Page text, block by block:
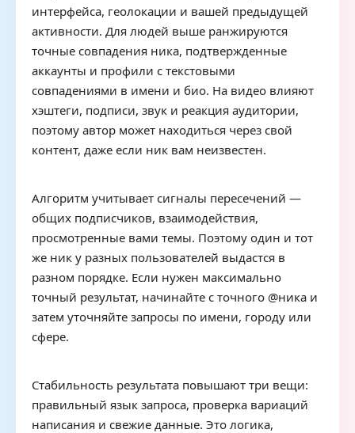
интерфейса, геолокации и вашей предыдущей
активности. Для людей выше ранжируются
точные совпадения ника, подтвержденные
аккаунты и профили с текстовыми
совпадениями в имени и био. На видео влияют
хэштеги, подписи, звук и реакция аудитории,
поэтому автор может находиться через свой
контент, даже если ник вам неизвестен.
Алгоритм учитывает сигналы пересечений —
общих подписчиков, взаимодействия,
просмотренные вами темы. Поэтому один и тот
же ник у разных пользователей выдастся в
разном порядке. Если нужен максимально
точный результат, начинайте с точного @ника и
затем уточняйте запросы по имени, городу или
сфере.
Стабильность результата повышают три вещи:
правильный язык запроса, проверка вариаций
написания и свежие данные. Это логика,